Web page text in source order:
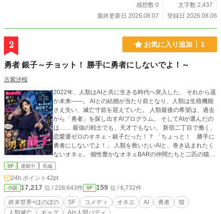
ね、絶対いけるよ」としか言わない人だったら、 わたしはたぶん、この話を書
いていません。 否定してくれてありがとう。 そのおかげで、書けました。
感想数 0
文字数 2,437
最終更新日 2026.08.07
登録日 2026.08.06
2 お気に入り追加 1
勇者 銀子～チョット！ 勝手に勇者にしないでよ！～
古紫汐桜
2022年、人類はAIと共に生きる時代へ突入した。 それから遥
か未来――。 AIとの結婚が当たり前となり、人類は生殖機能
さえ失い、滅亡寸前を迎えていた。 人類最後の希望は、過去
から「勇者」を探し出すAIプログラム。 そしてAIが選んだの
は…… 最強の戦士でも、天才でもない。 新宿二丁目で働く、
恋愛運ゼロのオネェ・銀子だった！？ 「ちょっと！ 勝手に
勇者にしないでよ！」 人類を救いたいAIと、巻き込まれたく
ないオネェ。 個性豊かなオネェBARの仲間たちと二匹の猫・
金太＆銅太を巻き込みながら、今日も銀子の平穏な日常はAI
オネェ×勇者が織りなす、SFコメディファンタジー！
SF 連載中 長編
24h.ポイント 42pt
小説 17,217 位 / 228,643件 SF 159 位 / 6,732件
終末世界×ほのぼの SF コメディ オネエ AI 勇者
猫
人類滅亡
ギャグ AI×人間バディ